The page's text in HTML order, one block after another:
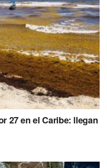
27 en el Caribe: llegan